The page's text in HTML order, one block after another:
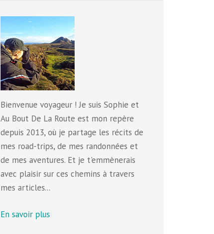
Bienvenue voyageur ! Je suis Sophie et
Au Bout De La Route est mon repère
depuis 2013, où je partage les récits de
mes road-trips, de mes randonnées et
de mes aventures. Et je t'emmènerais
avec plaisir sur ces chemins à travers
mes articles...
En savoir plus